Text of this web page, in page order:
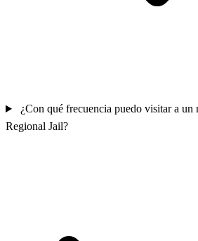
¿Con qué frecuencia puedo visitar a un
Regional Jail?